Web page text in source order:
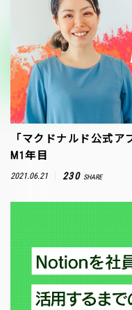
「マクドナルド公式
M1年目
2021.06.21 230 SHARE